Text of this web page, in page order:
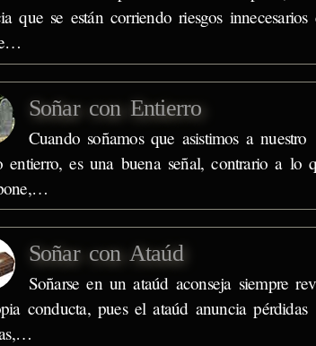
que se están corriendo riesgos innecesarios
Soñar con Entierro
Cuando soñamos que asistimos a nuestro
entierro, es una buena señal, contrario a lo
Soñar con Ataúd
Soñarse en un ataúd aconseja siempre
conducta, pues el ataúd anuncia pérdidas